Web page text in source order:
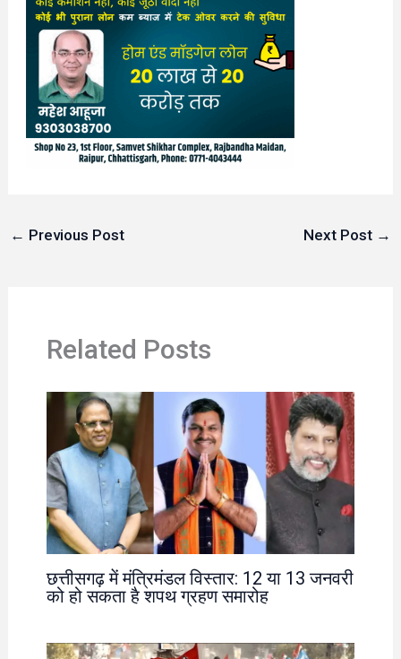
← Previous Post Next Post →
Related Posts
छत्तीसगढ़ में मंत्रिमंडल विस्तार: 12 या 13 जनवरी
को हो सकता है शपथ ग्रहण समारोह